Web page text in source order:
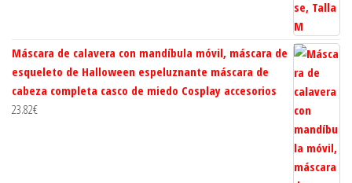
Máscara de calavera con mandíbula móvil, máscara de
esqueleto de Halloween espeluznante máscara de
cabeza completa casco de miedo Cosplay accesorios
23.82€